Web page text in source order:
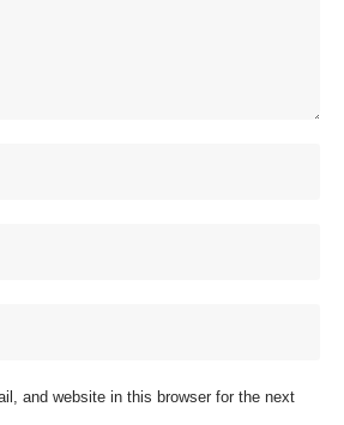
and website in this browser for the next